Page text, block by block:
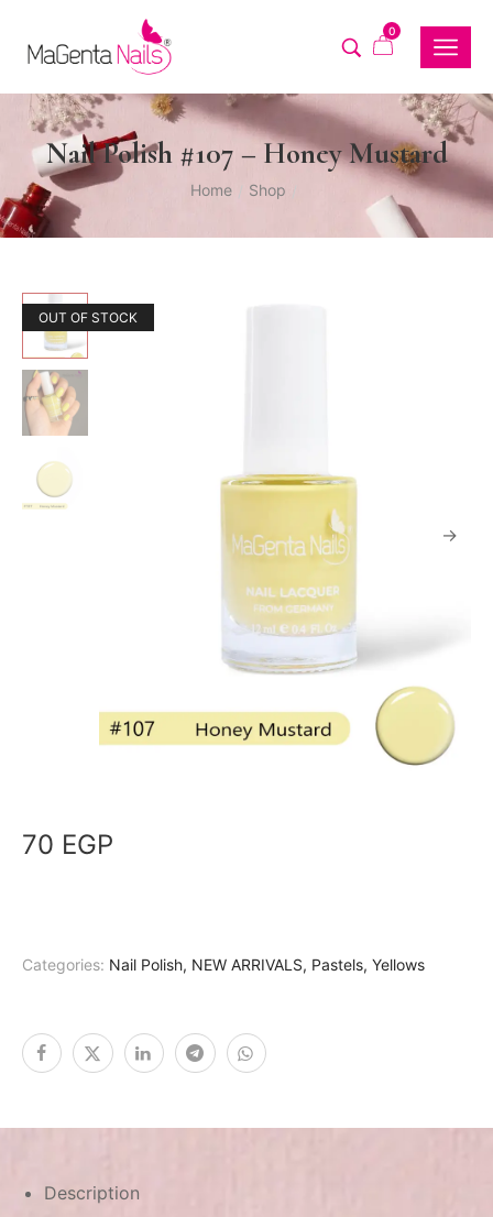
0
Nail Polish #107 – Honey Mustard
Home Shop
OUT OF STOCK
70 EGP
Categories: Nail Polish, NEW ARRIVALS, Pastels, Yellows
Description